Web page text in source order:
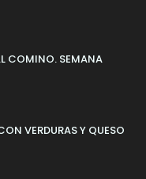
COMINO. SEMANA
VERDURAS Y QUESO